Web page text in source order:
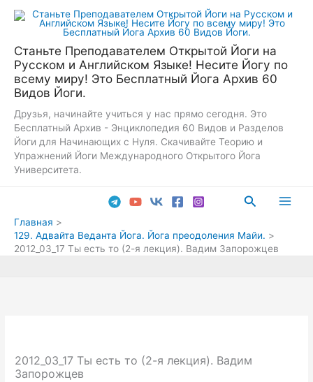
Перейти
Станьте Преподавателем Открытой Йоги на
Русском и Английском Языке! Несите Йогу по
всему миру! Это Бесплатный Йога Архив 60
Видов Йоги.
Друзья, начинайте учиться у нас прямо сегодня. Это
Бесплатный Архив - Энциклопедия 60 Видов и Разделов
Йоги для Начинающих с Нуля. Скачивайте Теорию и
Упражнений Йоги Международного Открытого Йога
Университета.
Поиск
Главная
129. Адвайта Веданта Йога. Йога преодоления Майи.
2012_03_17 Ты есть то (2-я лекция). Вадим Запорожцев
2012_03_17 Ты есть то (2-я лекция). Вадим
Запорожцев